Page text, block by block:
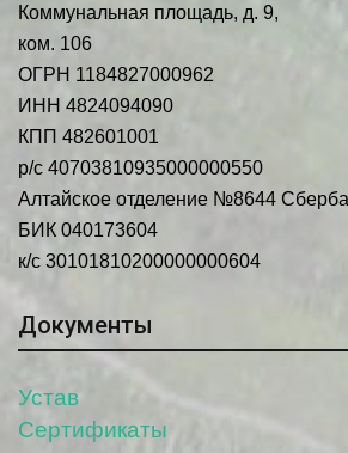
Коммунальная площадь, д. 9,
ком. 106
ОГРН 1184827000962
ИНН 4824094090
КПП 482601001
р/с 40703810935000000550
Алтайское отделение №8644
БИК 040173604
к/с 30101810200000000604
Документы
Устав
Сертификаты